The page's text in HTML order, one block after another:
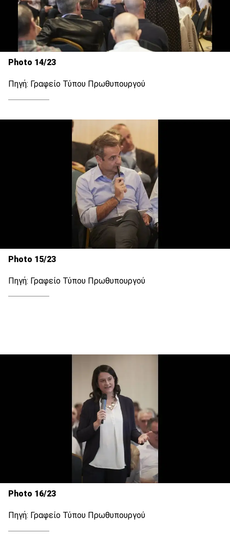
Photo 14/23
Πηγή: Γραφείο Τύπου Πρωθυπουργού
Photo 15/23
Πηγή: Γραφείο Τύπου Πρωθυπουργού
Photo 16/23
Πηγή: Γραφείο Τύπου Πρωθυπουργού